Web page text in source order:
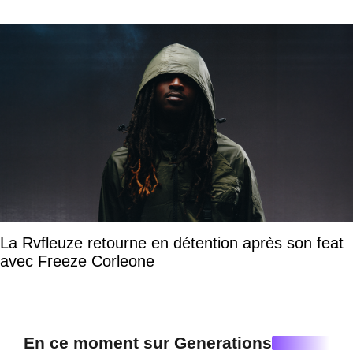
La Rvfleuze retourne en détention après son feat
avec Freeze Corleone
En ce moment sur Generations